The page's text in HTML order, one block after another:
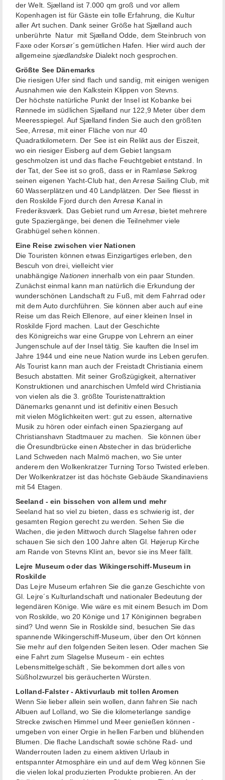
der Welt. Sjælland ist 7.000 qm groß und vor allem
Kopenhagen ist für Gäste ein tolle Erfahrung, die Kultur
aller Art suchen. Dank seiner Größe hat Sjælland auch
unberührte Natur mit Sjælland Odde, dem Steinbruch von
Faxe oder Korsør´s gemütlichen Hafen. Hier wird auch der
allgemeinesjædlandskeDialekt noch gesprochen.
Größte See Dänemarks
Die riesigen Ufer sind flach und sandig, mit einigen wenigen
Ausnahmen wie den Kalkstein Klippen von Stevns.
Der höchste natürliche Punkt der Insel ist Kobanke bei
Rønnede im südlichen Sjælland nur 122,9 Meter über dem
Meeresspiegel. Auf Sjælland finden Sie auch den größten
See, Arresø, mit einer Fläche von nur 40
Quadratkilometern. Der See ist ein Relikt aus der Eiszeit,
wo ein riesiger Eisberg auf dem Gebiet langsam
geschmolzen ist und das flache Feuchtgebiet entstand. In
der Tat, der See ist so groß, dass er in Ramløse Søkrog
seinen eigenen Yacht-Club hat, den Arresø Sailing Club, mit
60 Wasserplätzen und 40 Landplätzen. Der See fliesst in
den Roskilde Fjord durch den Arresø Kanal in
Frederiksværk. Das Gebiet rund um Arresø, bietet mehrere
gute Spaziergänge, bei denen die Teilnehmer viele
Grabhügel sehen können.
Eine Reise zwischen vier Nationen
Die Touristen können etwas Einzigartiges erleben, den
Bescuh von drei, vielleicht vier
unabhängige Nationen innerhalb von ein paar Stunden.
Zunächst einmal kann man natürlich die Erkundung der
wunderschönen Landschaft zu Fuß, mit dem Fahrrad oder
mit dem Auto durchführen. Sie können aber auch auf eine
Reise um das Reich Ellenore, auf einer kleinen Insel in
Roskilde Fjord machen. Laut der Geschichte
des Königreichs war eine Gruppe von Lehrern an einer
Jungenschule auf der Insel tätig. Sie kauften die Insel im
Jahre 1944 und eine neue Nation wurde ins Leben gerufen.
Als Tourist kann man auch der Freistadt Christiania einem
Besuch abstatten. Mit seiner Großzügigkeit, alternativer
Konstruktionen und anarchischen Umfeld wird Christiania
von vielen als die 3. größte Touristenattraktion
Dänemarks genannt und ist definitiv einen Besuch
mit vielen Möglichkeiten wert: gut zu essen, alternative
Musik zu hören oder einfach einen Spaziergang auf
Christianshavn Stadtmauer zu machen. Sie können über
die Öresundbrücke einen Abstecher in das brüderliche
Land Schweden nach Malmö machen, wo Sie unter
anderem den Wolkenkratzer Turning Torso Twisted erleben.
Der Wolkenkratzer ist das höchste Gebäude Skandinaviens
mit 54 Etagen.
Seeland - ein bisschen von allem und mehr
Seeland hat so viel zu bieten, dass es schwierig ist, der
gesamten Region gerecht zu werden. Sehen Sie die
Wachen, die jeden Mittwoch durch Slagelse fahren oder
schauen Sie sich den 100 Jahre alten Gl. Højerup Kirche
am Rande von Stevns Klint an, bevor sie ins Meer fällt.
Lejre Museum oder das Wikingerschiff-Museum in
Roskilde
Das Lejre Museum erfahren Sie die ganze Geschichte von
Gl. Lejre´s Kulturlandschaft und nationaler Bedeutung der
legendären Könige. Wie wäre es mit einem Besuch im Dom
von Roskilde, wo 20 Könige und 17 Königinnen begraben
sind? Und wenn Sie in Roskilde sind, besuchen Sie das
spannende Wikingerschiff-Museum, über den Ort können
Sie mehr auf den folgenden Seiten lesen. Oder machen Sie
eine Fahrt zum Slagelse Museum - ein echtes
Lebensmittelgeschäft , Sie bekommen dort alles von
Süßholzwurzel bis geräucherten Würsten.
Lolland-Falster - Aktivurlaub mit tollen Aromen
Wenn Sie lieber allein sein wollen, dann fahren Sie nach
Albuen auf Lolland, wo Sie die kilometerlange sandige
Strecke zwischen Himmel und Meer genießen können -
umgeben von einer Orgie in hellen Farben und blühenden
Blumen. Die flache Landschaft sowie schöne Rad- und
Wanderrouten laden zu einem aktiven Urlaub in
entspannter Atmosphäre ein und auf dem Weg können Sie
die vielen lokal produzierten Produkte probieren. An der